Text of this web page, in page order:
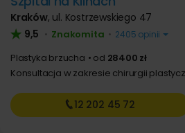
Kraków, ul. Kostrzewskiego 47
9,5 • Znakomita • 2405 opinii
Plastyka brzucha od 28400 zł
Konsultacja w zakresie chirurgii
12 202 45 72